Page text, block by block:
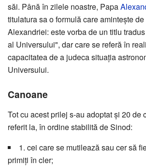
săi. Până în zilele noastre, Papa
titulatura sa o formulă care amintește
Alexandriei: este vorba de un titlu
al Universului", dar care se referă în
capacitatea de a judeca situația
Universului.
Canoane
Tot cu acest prilej s-au adoptat și 20 de
referit la, în ordine stabilită de Sinod:
1. cei care se mutilează sau cer să
primiți în cler;